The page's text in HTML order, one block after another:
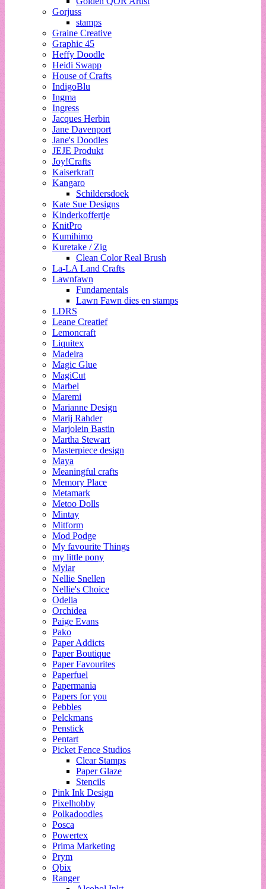
Gorjuss
stamps
Graine Creative
Graphic 45
Heffy Doodle
Heidi Swapp
House of Crafts
IndigoBlu
Ingma
Ingress
Jacques Herbin
Jane Davenport
Jane's Doodles
JEJE Produkt
Joy!Crafts
Kaiserkraft
Kangaro
Schildersdoek
Kate Sue Designs
Kinderkoffertje
KnitPro
Kumihimo
Kuretake / Zig
Clean Color Real Brush
La-LA Land Crafts
Lawnfawn
Fundamentals
Lawn Fawn dies en stamps
LDRS
Leane Creatief
Lemoncraft
Liquitex
Madeira
Magic Glue
MagiCut
Marbel
Maremi
Marianne Design
Marij Rahder
Marjolein Bastin
Martha Stewart
Masterpiece design
Maya
Meaningful crafts
Memory Place
Metamark
Metoo Dolls
Mintay
Mitform
Mod Podge
My favourite Things
my little pony
Mylar
Nellie Snellen
Nellie's Choice
Odelia
Orchidea
Paige Evans
Pako
Paper Addicts
Paper Boutique
Paper Favourites
Paperfuel
Papermania
Papers for you
Pebbles
Pelckmans
Penstick
Pentart
Picket Fence Studios
Clear Stamps
Paper Glaze
Stencils
Pink Ink Design
Pixelhobby
Polkadoodles
Posca
Powertex
Prima Marketing
Prym
Qbix
Ranger